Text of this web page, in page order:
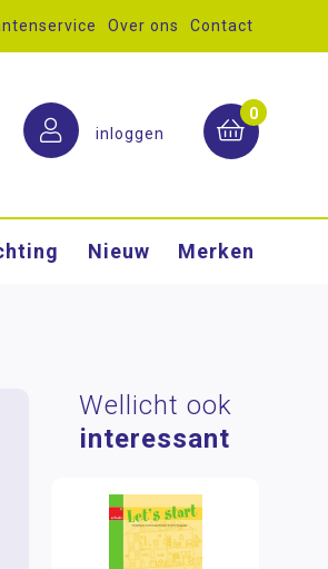
Over ons Contact
inloggen
0
Nieuw Merken
Wellicht ook
interessant